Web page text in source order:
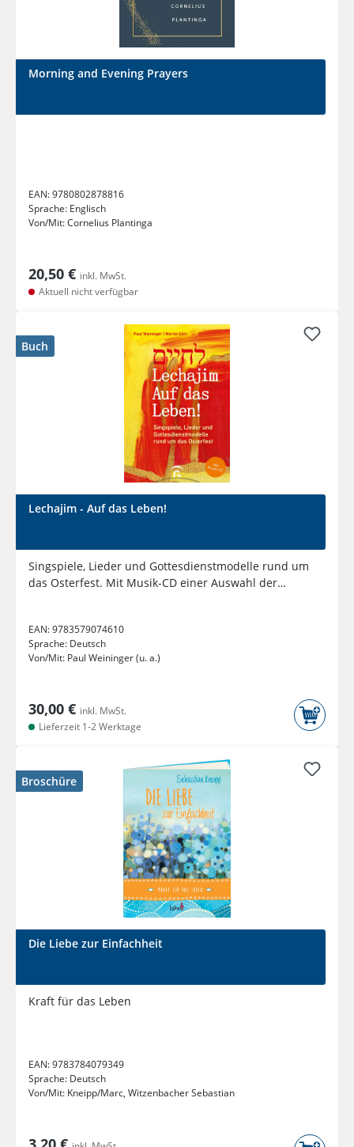
Morning and Evening Prayers
EAN:9780802878816
Sprache: Englisch
Von/Mit:Cornelius Plantinga
20,50 € inkl. MwSt.
Aktuell nicht verfügbar
Buch
Lechajim - Auf das Leben!
Singspiele, Lieder und Gottesdienstmodelle rund um
das Osterfest. Mit Musik-CD einer Auswahl der
EAN:9783579074610
Sprache: Deutsch
Von/Mit: Paul Weininger (u. a.)
30,00 € inkl. MwSt.
Lieferzeit 1-2 Werktage
Broschüre
Die Liebe zur Einfachheit
Kraft für das Leben
EAN:9783784079349
Sprache: Deutsch
Von/Mit: Kneipp/Marc, Witzenbacher Sebastian